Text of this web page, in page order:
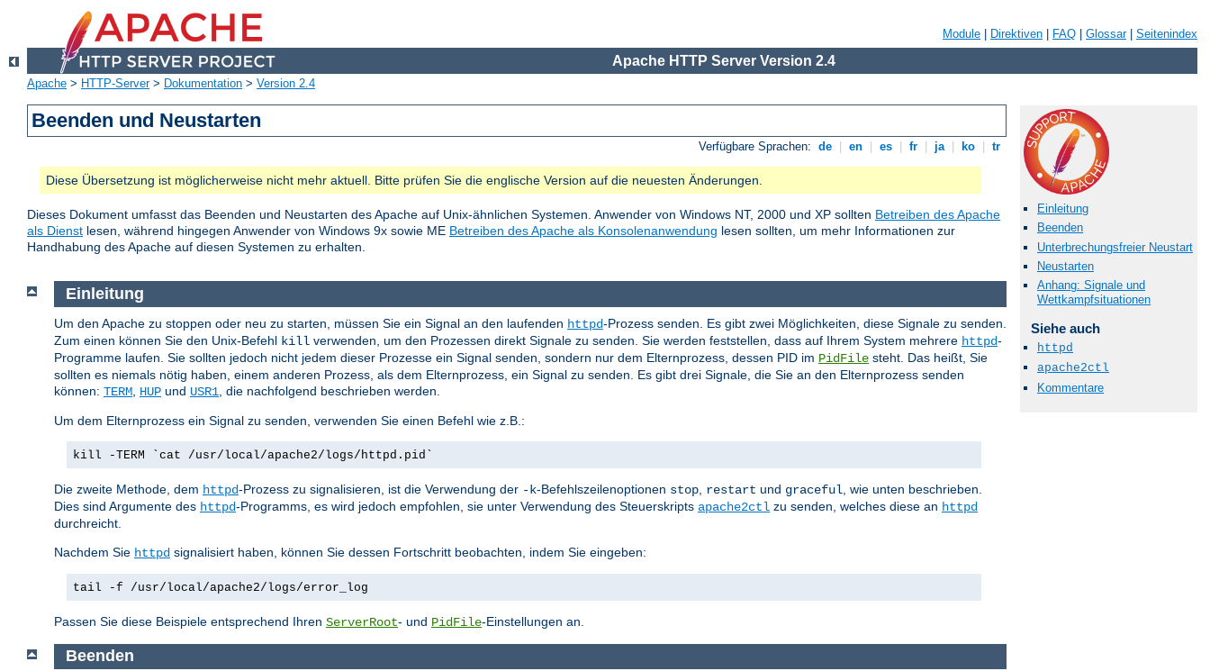
Module Direktiven FAQ Glossar| Seitenindex
Apache HTTP Server Version 2.4
Apache > HTTP-Server> Dokumentation > Version 2.4
Beenden und Neustarten
Verfügbare Sprachen: de en es fr ja ko tr
Diese Übersetzung ist möglicherweise nicht mehr aktuell. Bitte prüfen Sie die englische Version auf die neuesten Änderungen.
Dieses Dokument umfasst das Beenden und Neustarten des Apache auf Unix-ähnlichen Systemen. Anwender von Windows NT, 2000 und XP sollten Betreiben des Apache
als Dienst lesen, während hingegen Anwender von Windows 9x sowie ME Betreiben des Apache als Konsolenanwendung lesen sollten, um mehr Informationen zur
Handhabung des Apache auf diesen Systemen zu erhalten.
Einleitung
Beenden
Unterbrechungsfreier Neustart
Neustarten
Anhang: Signale und
Wettkampfsituationen
Siehe auch
httpd
apache2ctl
Kommentare
Einleitung
Um den Apache zu stoppen oder neu zu starten, müssen Sie ein Signal an den laufenden httpd-Prozess senden. Es gibt zwei Möglichkeiten, diese Signale zu senden.
Zum einen können Sie den Unix-Befehl kill verwenden, um den Prozessen direkt Signale zu senden. Sie werden feststellen, dass auf Ihrem System mehrere httpd-
Programme laufen. Sie sollten jedoch nicht jedem dieser Prozesse ein Signal senden, sondern nur dem Elternprozess, dessen PID im PidFile steht. Das heißt, Sie
sollten es niemals nötig haben, einem anderen Prozess, als dem Elternprozess, ein Signal zu senden. Es gibt drei Signale, die Sie an den Elternprozess senden
können: TERM HUP und USR1 , die nachfolgend beschrieben werden.
Um dem Elternprozess ein Signal zu senden, verwenden Sie einen Befehl wie z.B.:
kill -TERM `cat /usr/local/apache2/logs/httpd.pid`
Die zweite Methode, dem httpd-Prozess zu signalisieren, ist die Verwendung der -k-Befehlszeilenoptionen stop restart und graceful , wie unten beschrieben.
Dies sind Argumente des httpd-Programms, es wird jedoch empfohlen, sie unter Verwendung des Steuerskripts apache2ctl zu senden, welches diese an httpd
durchreicht.
Nachdem Sie httpd signalisiert haben, können Sie dessen Fortschritt beobachten, indem Sie eingeben:
tail -f /usr/local/apache2/logs/error_log
Passen Sie diese Beispiele entsprechend Ihren ServerRoot- und PidFile-Einstellungen an.
Beenden